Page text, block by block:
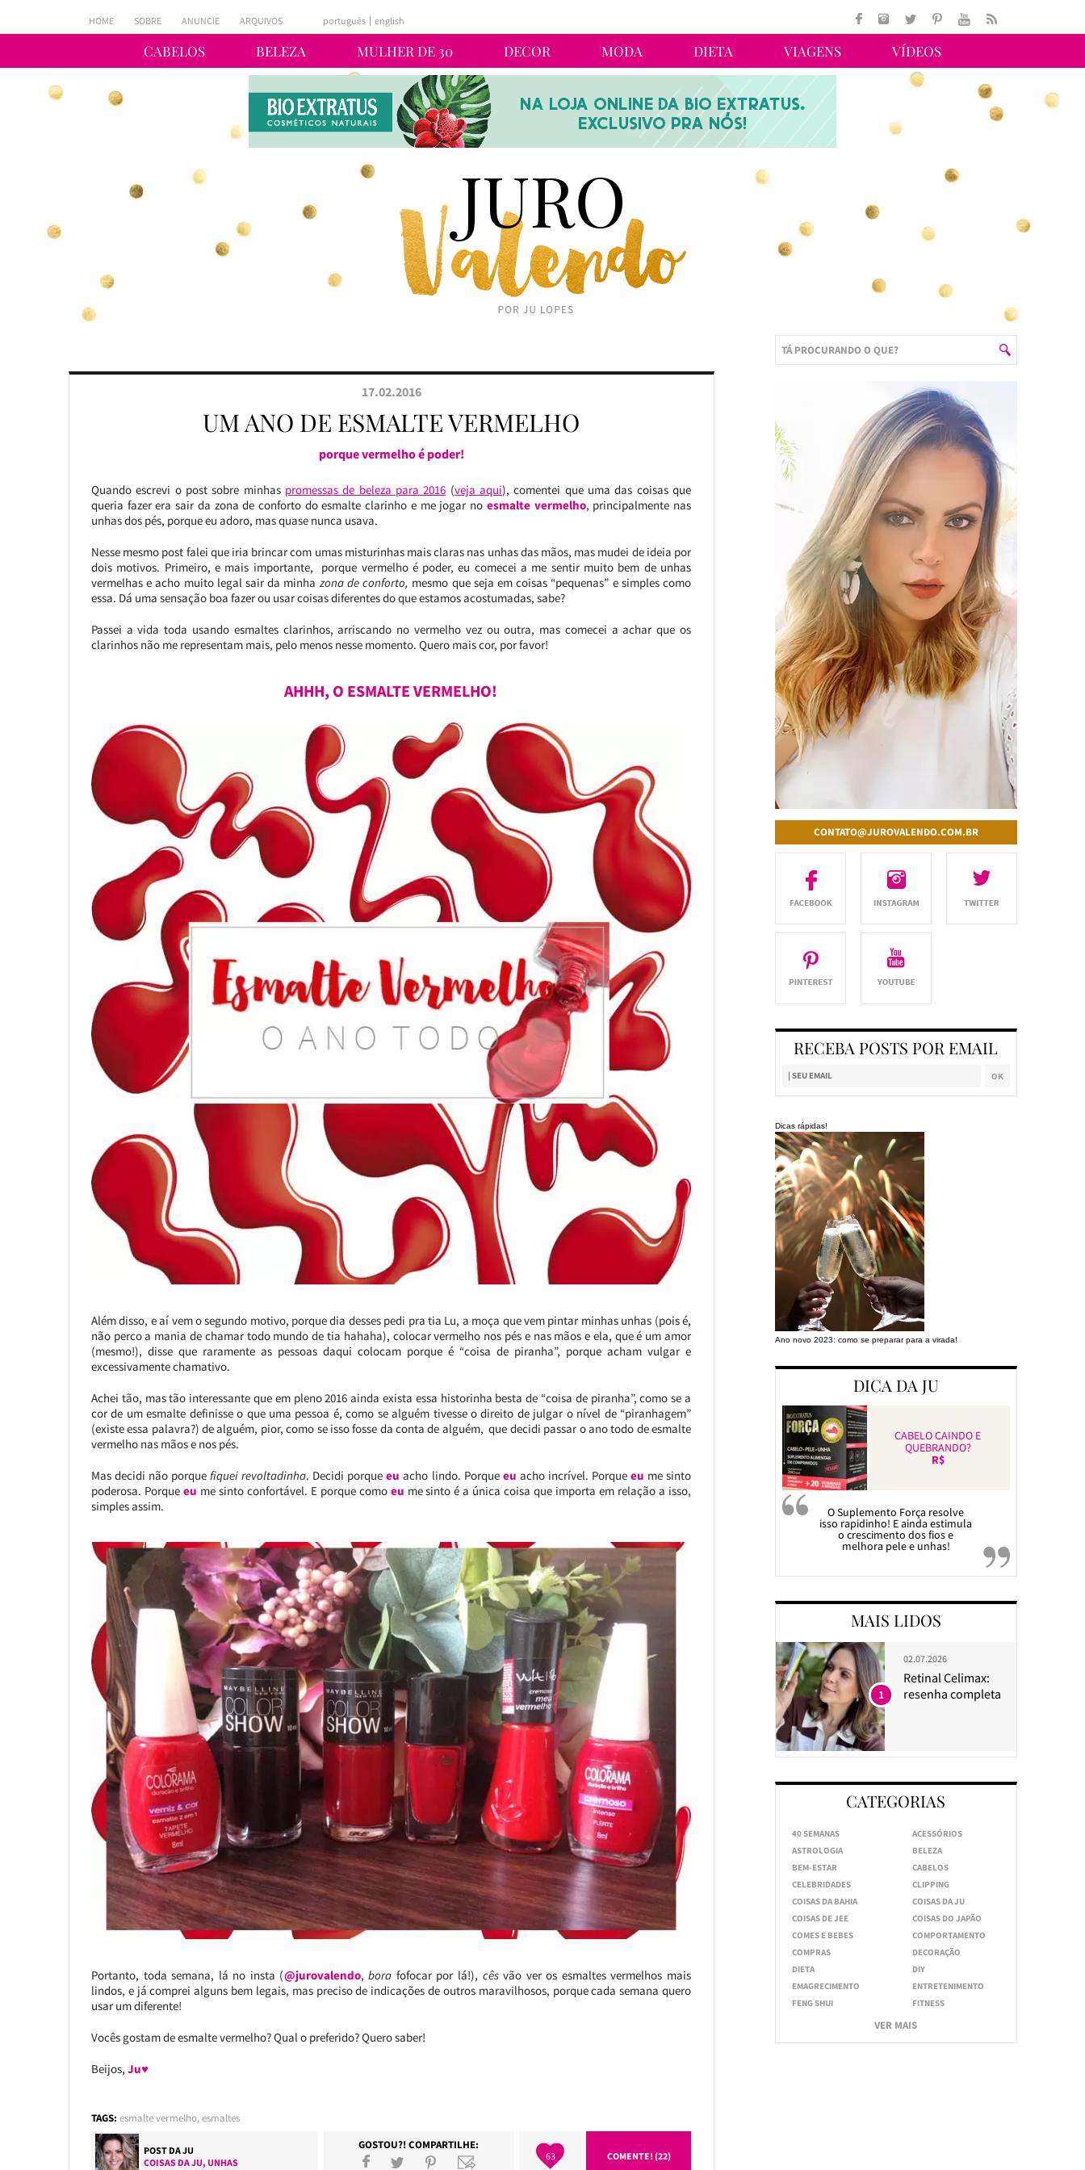
CABELOS BELEZA MULHER DE 30 DECOR MODA DIETA VIAGENS VÍDEOS
HOME SOBRE ANUNCIE ARQUIVOS português english
17.02.2016
UM ANO DE ESMALTE VERMELHO
porque vermelho é poder!
Quando escrevi o post sobre minhas promessas de beleza para 2016 (veja aqui), comentei que uma das coisas que
queria fazer era sair da zona de conforto do esmalte clarinho e me jogar no esmalte vermelho, principalmente nas
unhas dos pés, porque eu adoro, mas quase nunca usava.
Nesse mesmo post falei que iria brincar com umas misturinhas mais claras nas unhas das mãos, mas mudei de ideia por
dois motivos. Primeiro, e mais importante, porque vermelho é poder, eu comecei a me sentir muito bem de unhas
vermelhas e acho muito legal sair da minha zona de conforto, mesmo que seja em coisas “pequenas” e simples como
essa. Dá uma sensação boa fazer ou usar coisas diferentes do que estamos acostumadas, sabe?
Passei a vida toda usando esmaltes clarinhos, arriscando no vermelho vez ou outra, mas comecei a achar que os
clarinhos não me representam mais, pelo menos nesse momento. Quero mais cor, por favor!
AHHH, O ESMALTE VERMELHO!
Além disso, e aí vem o segundo motivo, porque dia desses pedi pra tia Lu, a moça que vem pintar minhas unhas (pois é,
não perco a mania de chamar todo mundo de tia hahaha), colocar vermelho nos pés e nas mãos e ela, que é um amor
(mesmo!), disse que raramente as pessoas daqui colocam porque é “coisa de piranha”, porque acham vulgar e
excessivamente chamativo.
Achei tão, mas tão interessante que em pleno 2016 ainda exista essa historinha besta de “coisa de piranha”, como se a
cor de um esmalte definisse o que uma pessoa é, como se alguém tivesse o direito de julgar o nível de “piranhagem”
(existe essa palavra?) de alguém, pior, como se isso fosse da conta de alguém, que decidi passar o ano todo de esmalte
vermelho nas mãos e nos pés.
Mas decidi não porque fiquei revoltadinha. Decidi porqueeu acho lindo. Porqueeu acho incrível. Porque eu me sinto
poderosa. Porque eu me sinto confortável. E porque como eu me sinto é a única coisa que importa em relação a isso,
simples assim.
Portanto, toda semana, lá no insta (@jurovalendo,bora fofocar por lá!), cêsvão ver os esmaltes vermelhos mais
lindos, e já comprei alguns bem legais, mas preciso de indicações de outros maravilhosos, porque cada semana quero
usar um diferente!
Vocês gostam de esmalte vermelho? Qual o preferido? Quero saber!
Beijos, Ju♥
TAGS: esmalte vermelho,esmaltes
POST DAJU
COISAS DA JU, UNHAS
GOSTOU?! COMPARTILHE:
63 COMENTE! (22)
CONTATO@JUROVALENDO.COM.BR
RECEBA POSTS POR EMAIL
Dicas rápidas!
Ano novo 2023: como se preparar para a virada!
DICA DA JU
CABELO CAINDO E
QUEBRANDO?
R$
O Suplemento Força resolve
isso rapidinho! E ainda estimula
o crescimento dos fios e
melhora pele e unhas!
MAIS LIDOS
02.07.2026
Retinal Celimax:
resenha completa
1
CATEGORIAS
40 SEMANAS
ACESSÓRIOS
ASTROLOGIA
BELEZA
BEM-ESTAR
CABELOS
CELEBRIDADES
CLIPPING
COISAS DA BAHIA
COISAS DA JU
COISAS DE JEE
COISAS DO JAPÃO
COMES E BEBES
COMPORTAMENTO
COMPRAS
DECORAÇÃO
DIETA
DIY
EMAGRECIMENTO
ENTRETENIMENTO
FENG SHUI
FITNESS
VER MAIS